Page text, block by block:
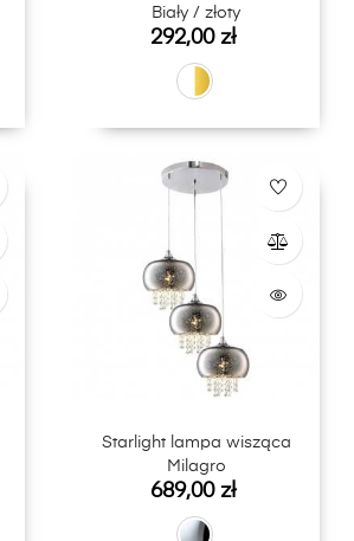
Biały / złoty
Cena
292,00 zł
Starlight lampa wisząca
Milagro
Cena
689,00 zł